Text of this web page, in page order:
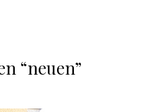
“neuen”